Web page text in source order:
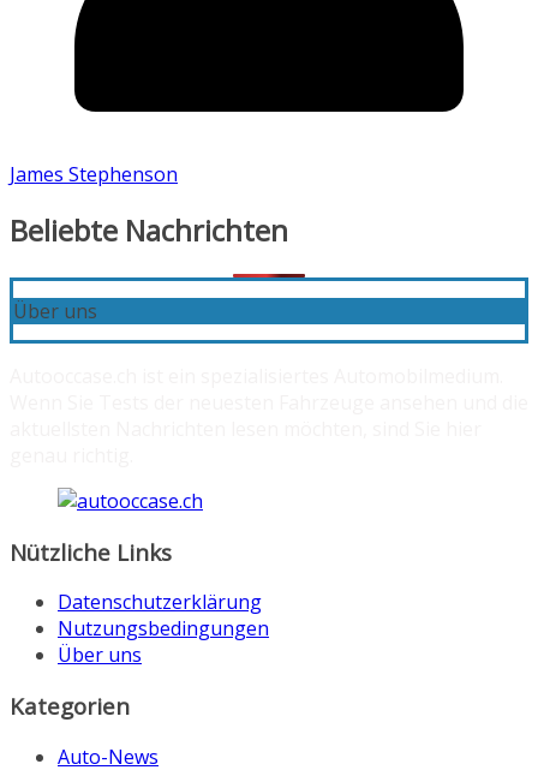
James Stephenson
Beliebte Nachrichten
Über uns
Nützliche Links
Datenschutzerklärung
Nutzungsbedingungen
Über uns
Kategorien
Auto-News